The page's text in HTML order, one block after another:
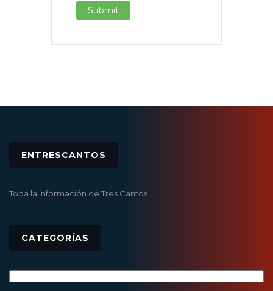
ENTRESCANTOS
Toda la información de Tres Cantos
CATEGORÍAS